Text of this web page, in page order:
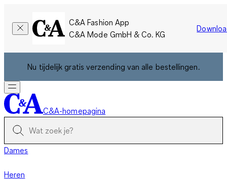
C&A Fashion App
C&A Mode GmbH & Co. KG
Nu tijdelijk gratis verzending van alle bestellingen.
C&A-homepagina
Dames
Heren